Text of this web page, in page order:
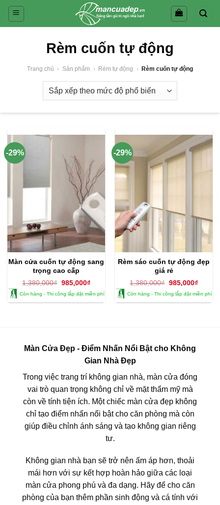
Skip
Rèm cuốn tự động
Trang chủ › Sản phẩm › Rèm tự động › Rèm cuốn tự động
-29%
Màn cửa cuốn tự động sang
trọng cao cấp
1,380,000₫ Giá
là:
1,380,000₫.
985,000₫Giá
tại
là:
Còn hàng - Thi công lắp đặt miền phí
-29%
Rèm sáo cuốn tự động đẹp
giá rẻ
1,380,000₫ Giá
là:
1,380,000₫.
985,000₫Giá
tại
là:
Còn hàng - Thi công lắp đặt miền phí
Màn Cửa Đẹp - Điểm Nhấn Nổi Bật cho Không
Gian Nhà Đẹp
Trong việc trang trí không gian nhà, màn cửa đóng
vai trò quan trọng không chỉ về mặt thẩm mỹ mà
còn về tính tiện ích. Một chiếc màn cửa đẹp không
chỉ tạo điểm nhấn nổi bật cho căn phòng mà còn
giúp điều chỉnh ánh sáng và tạo không gian riêng
tư.
Không gian nhà bạn sẽ trở nên ấm áp hơn, thoải
mái hơn với sự kết hợp hoàn hảo giữa các loại
màn cửa phong phú và đa dạng. Hãy để cho căn
phòng của bạn thêm phần sinh động và cá tính với